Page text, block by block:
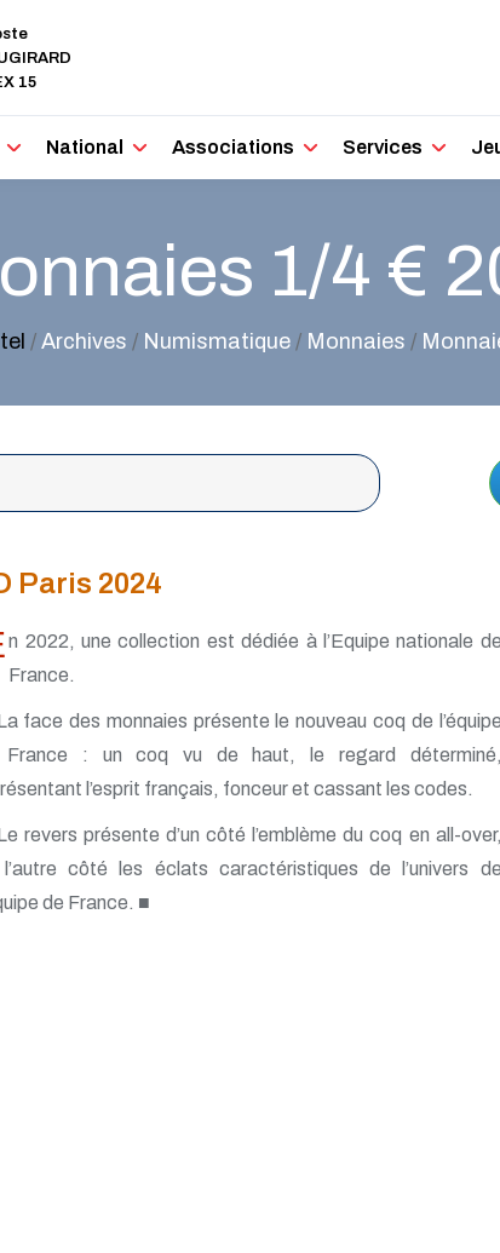
15
National Associations Services
1/4 €
/ Archives / Numismatique/ Monnaies /
Paris 2024
n 2022, une collection est dédiée à l’Equipe nationale de
France.
face des monnaies présente le nouveau coq de
France : un coq vu de haut, le regard déterminé,
l’esprit français, fonceur et cassant les codes.
revers présente d’un côté l’emblème du coq en all-over,
côté les éclats caractéristiques de l’univers de
de France. ■